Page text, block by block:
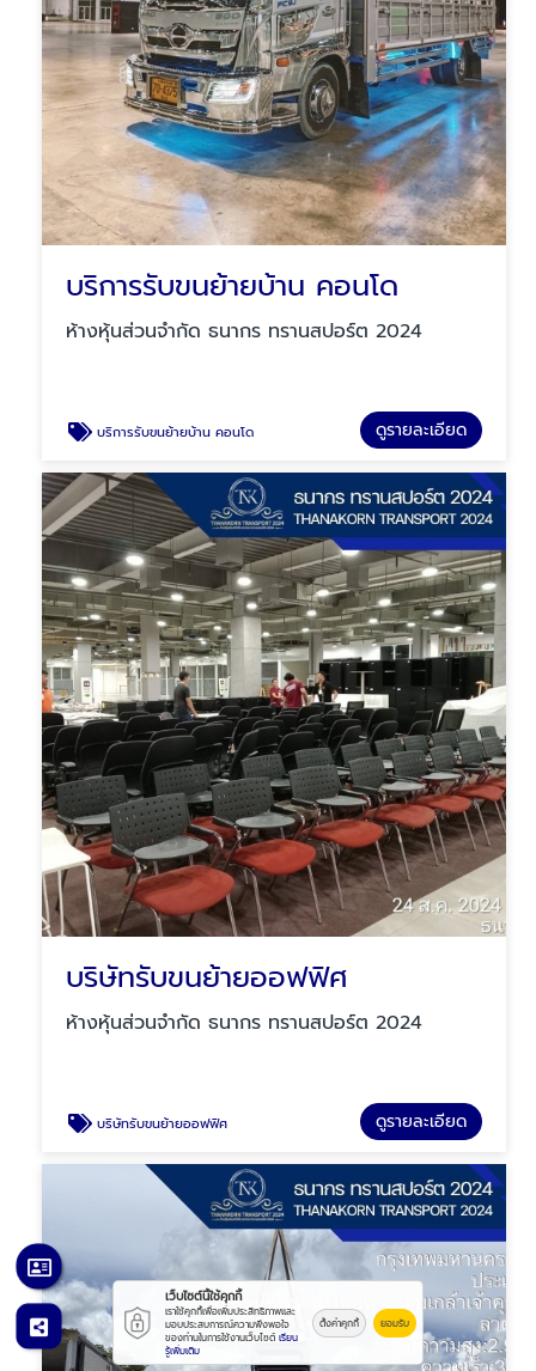
บริการรับขนย้ายบ้าน คอนโด
ห้างหุ้นส่วนจำกัด ธนากร ทรานสปอร์ต 2024
บริการรับขนย้ายบ้าน คอนโด ดูรายละเอียด
บริษัทรับขนย้ายออฟฟิศ
ห้างหุ้นส่วนจำกัด ธนากร ทรานสปอร์ต 2024
บริษัทรับขนย้ายออฟฟิศ ดูรายละเอียด
เว็บไซต์นี้ใช้คุกกี้
เราใช้คุกกี้เพื่อเพิ่มประสิทธิภาพและ
มอบประสบการณ์ความพึงพอใจ
ของท่านในการใช้งานเว็บไซต์ เรียน
รู้เพิ่มเติม
ตั้งค่าคุกกี้ ยอมรับ